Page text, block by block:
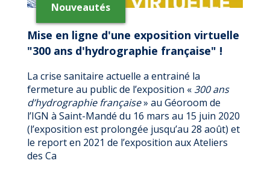
Nouveautés
Mise en ligne d'une exposition virtuelle
"300 ans d'hydrographie française" !
La crise sanitaire actuelle a entrainé la
fermeture au public de l’exposition « 300 ans
d’hydrographie française» au Géoroom de
l’IGN à Saint-Mandé du 16 mars au 15 juin 2020
(l’exposition est prolongée jusqu’au 28 août) et
le report en 2021 de l’exposition aux Ateliers
des Ca